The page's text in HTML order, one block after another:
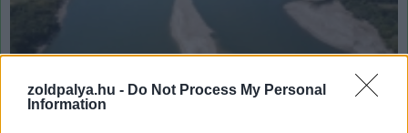
zoldpalya.hu - Do Not Process My Personal
Information